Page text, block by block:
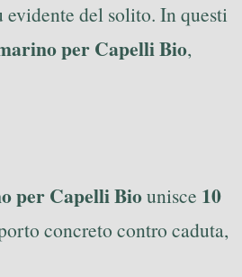
evidente del solito. In questi
per Capelli Bio,
per Capelli Biounisce 10
concreto contro caduta,